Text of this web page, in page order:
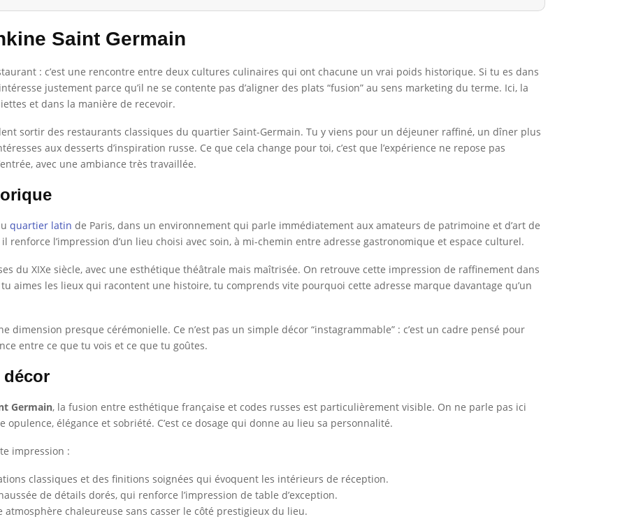
Saint Germain
: c’est une rencontre entre deux cultures culinaires qui ont chacune un vrai poids historique. Si tu es dans
justement parce qu’il ne se contente pas d’aligner des plats “fusion” au sens marketing du terme. Ici, la
et dans la manière de recevoir.
sortir des restaurants classiques du quartier Saint-Germain. Tu y viens pour un déjeuner raffiné, un dîner plus
aux desserts d’inspiration russe. Ce que cela change pour toi, c’est que l’expérience ne repose pas
avec une ambiance très travaillée.
quartier latin de Paris, dans un environnement qui parle immédiatement aux amateurs de patrimoine et d’art de
l’impression d’un lieu choisi avec soin, à mi-chemin entre adresse gastronomique et espace culturel.
du XIXe siècle, avec une esthétique théâtrale mais maîtrisée. On retrouve cette impression de raffinement dans
aimes les lieux qui racontent une histoire, tu comprends vite pourquoi cette adresse marque davantage qu’un
presque cérémonielle. Ce n’est pas un simple décor “instagrammable” : c’est un cadre pensé pour
entre ce que tu vois et ce que tu goûtes.
décor
Germain, la fusion entre esthétique française et codes russes est particulièrement visible. On ne parle pas ici
élégance et sobriété. C’est ce dosage qui donne au lieu sa personnalité.
impression :
classiques et des finitions soignées qui évoquent les intérieurs de réception.
de détails dorés, qui renforce l’impression de table d’exception.
chaleureuse sans casser le côté prestigieux du lieu.